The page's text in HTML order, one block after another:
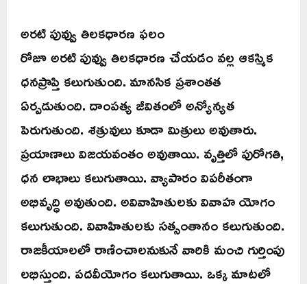
అరటి పువ్వు తిలకధారణ ఫలం
రోజూ అరటి పువ్వు తిలకధారణ చేయడం వల్ల ఆకస్మిక
ధనప్రాప్తి కలుగుతుంది. మానసిక ప్రశాంతత
ఏర్పడుతుంది. దాంపత్య జీవితంలో అన్యోన్యత
పెరుగుతుంది. శత్రువులు కూడా మిత్రులు అవుతారు.
ప్రయాణాలు విజయవంతం అవుతాయి. వృత్తిలో పురోగతి,
ధన లాభాలు కలుగుతాయి. వ్యాపారం విపరీతంగా
అభివృద్ధి అవుతుంది. అవివాహితులకు వివాహ యోగం
కలుగుతుంది. వివాహితులకు సత్సంతానం కలుగుతుంది.
రాజకీయాలలో రాణించాలనుకునే వారికి మంచి గుర్తింపు
లభిస్తుంది. పదవీయోగం కలుగుతాయి. ఒక్క మాటలో